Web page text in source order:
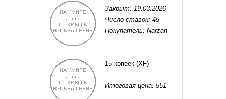
Закрыт: 19.03.2026
Число ставок: 45
Покупатель: Narzan
15 копеек(XF)
Итоговая цена: 551